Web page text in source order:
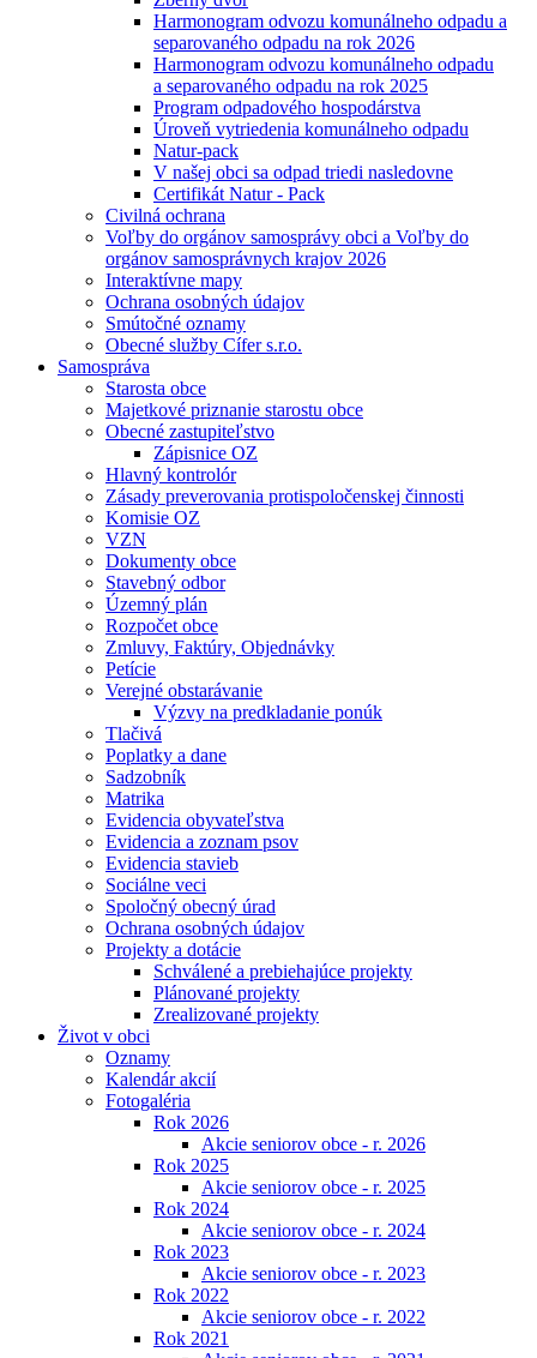
Harmonogram odvozu komunálneho odpadu a
separovaného odpadu na rok 2026
Harmonogram odvozu komunálneho odpadu
a separovaného odpadu na rok 2025
Program odpadového hospodárstva
Úroveň vytriedenia komunálneho odpadu
Natur-pack
V našej obci sa odpad triedi nasledovne
Certifikát Natur - Pack
Civilná ochrana
Voľby do orgánov samosprávy obci a Voľby do
orgánov samosprávnych krajov 2026
Interaktívne mapy
Ochrana osobných údajov
Smútočné oznamy
Obecné služby Cífer s.r.o.
Samospráva
Starosta obce
Majetkové priznanie starostu obce
Obecné zastupiteľstvo
Zápisnice OZ
Hlavný kontrolór
Zásady preverovania protispoločenskej činnosti
Komisie OZ
VZN
Dokumenty obce
Stavebný odbor
Územný plán
Rozpočet obce
Zmluvy, Faktúry, Objednávky
Petície
Verejné obstarávanie
Výzvy na predkladanie ponúk
Tlačivá
Poplatky a dane
Sadzobník
Matrika
Evidencia obyvateľstva
Evidencia a zoznam psov
Evidencia stavieb
Sociálne veci
Spoločný obecný úrad
Ochrana osobných údajov
Projekty a dotácie
Schválené a prebiehajúce projekty
Plánované projekty
Zrealizované projekty
Život v obci
Oznamy
Kalendár akcií
Fotogaléria
Rok 2026
Akcie seniorov obce - r. 2026
Rok 2025
Akcie seniorov obce - r. 2025
Rok 2024
Akcie seniorov obce - r. 2024
Rok 2023
Akcie seniorov obce - r. 2023
Rok 2022
Akcie seniorov obce - r. 2022
Rok 2021